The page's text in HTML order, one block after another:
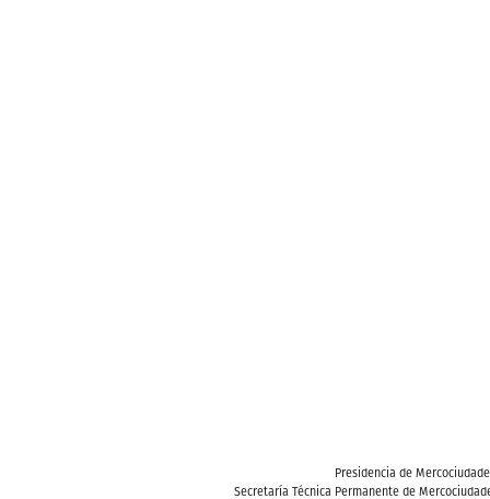
Presidencia de
Secretaría Técnica Permanente de